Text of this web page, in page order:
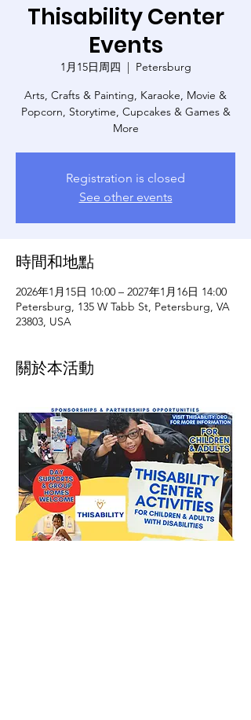
Thisability Center
Events
1月15日周四
  |
Petersburg
Arts, Crafts & Painting, Karaoke, Movie &
Popcorn, Storytime, Cupcakes & Games &
More
Registration is closed
See other events
時間和地點
2026年1月15日 10:00 – 2027年1月16日 14:00
Petersburg, 135 W Tabb St, Petersburg, VA
23803, USA
關於本活動